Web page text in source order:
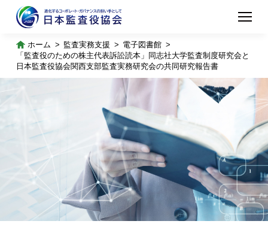
ホーム 監査実務支援
電子図書館
「監査役のための株主代表訴訟読本」同志社大学監査制度研究会と
日本監査役協会関西支部監査実務研究会の共同研究報告書